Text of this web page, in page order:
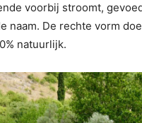
voorbij stroomt,
naam. De rechte vorm
natuurlijk.